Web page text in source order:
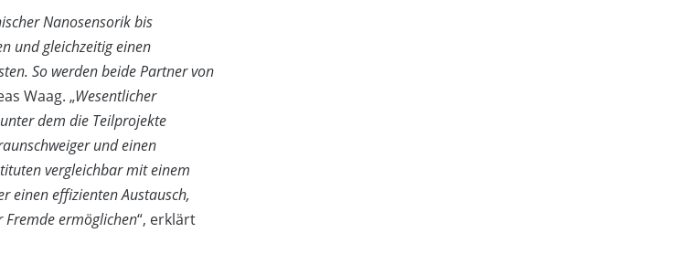
Nanosensorik bis
und gleichzeitig einen
So werden beide Partner von
Waag. „Wesentlicher
dem die Teilprojekte
und einen
vergleichbar mit einem
einen effizienten Austausch,
Fremde ermöglichen“, erklärt